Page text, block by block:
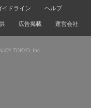
ドライン
ヘルプ
広告掲載 運営会社
TOKYO, Inc.